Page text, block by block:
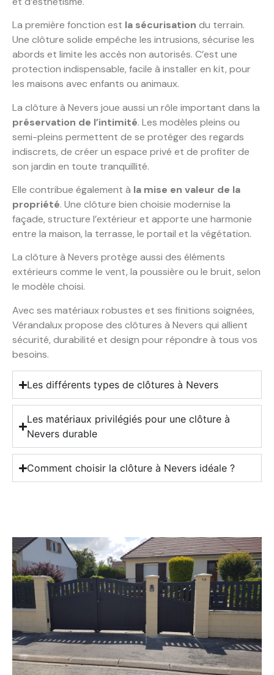
La première fonction est la sécurisation du terrain.
Une clôture solide empêche les intrusions, sécurise les
abords et limite les accès non autorisés. C’est une
protection indispensable, facile à installer en kit, pour
les maisons avec enfants ou animaux.
La clôture à Nevers joue aussi un rôle important dans la
préservation de l’intimité. Les modèles pleins ou
semi-pleins permettent de se protéger des regards
indiscrets, de créer un espace privé et de profiter de
son jardin en toute tranquillité.
Elle contribue également à la mise en valeur de la
propriété. Une clôture bien choisie modernise la
façade, structure l’extérieur et apporte une harmonie
entre la maison, la terrasse, le portail et la végétation.
La clôture à Nevers protège aussi des éléments
extérieurs comme le vent, la poussière ou le bruit, selon
le modèle choisi.
Avec ses matériaux robustes et ses finitions soignées,
Vérandalux propose des clôtures à Nevers qui allient
sécurité, durabilité et design pour répondre à tous vos
besoins.
Les différents types de clôtures à Nevers
Les matériaux privilégiés pour une clôture à
Nevers durable
Comment choisir la clôture à Nevers idéale ?